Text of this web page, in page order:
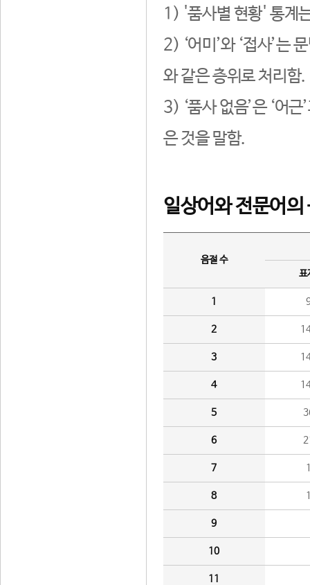
1) '품사별 현황' 통계
2) ‘어미’와 ‘접사’는
와 같은 층위로 처리함.
3) ‘품사 없음’은 ‘어
은 것을 말함.
일상어와 전문어의
음절 수
표
1
2
3
4
5
6
7
8
9
10
11